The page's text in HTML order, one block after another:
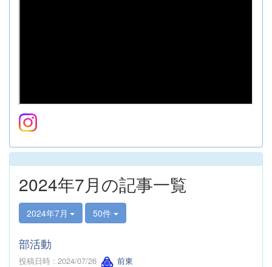
2024年7月の記事一覧
2024年7月 50件
部活動
投稿日時 : 2024/07/26 前東